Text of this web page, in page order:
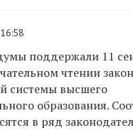
поддержали 11
чтении
системы высшего
образования.
в ряд